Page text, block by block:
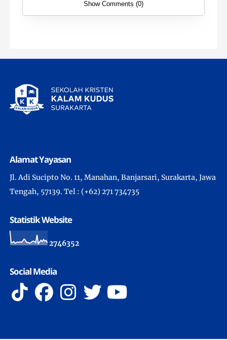
Show Comments (0)
Alamat Yayasan
Jl. Adi Sucipto No. 11, Manahan, Banjarsari, Surakarta, Jawa
Tengah, 57139. Tel : (+62) 271 734735
Statistik Website
2746352
Social Media